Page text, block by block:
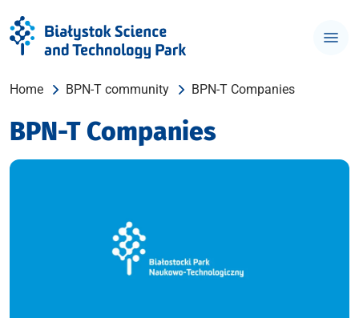
Home BPN-T community BPN-T Companies
BPN-T Companies